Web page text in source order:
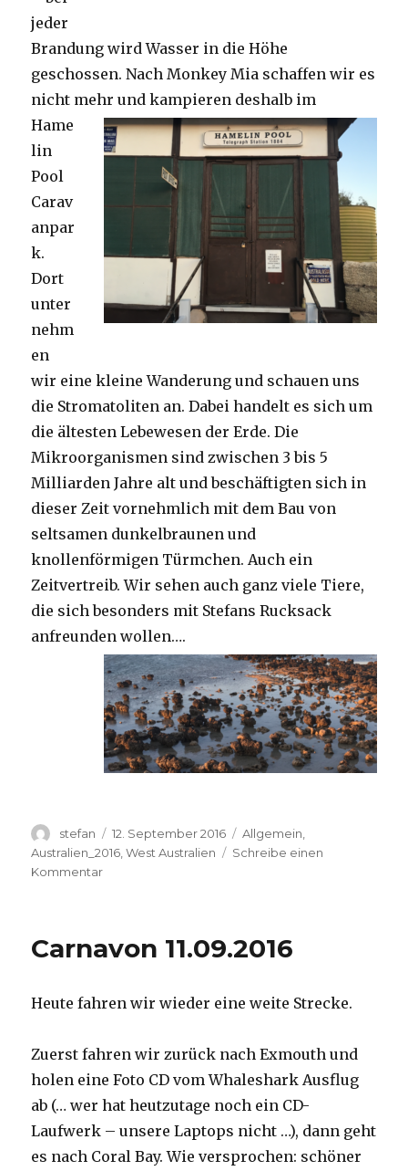
jeder
Brandung wird Wasser in die Höhe
geschossen. Nach Monkey Mia schaffen wir es
nicht mehr und kampieren deshalb im
Hame
lin
Pool
Carav
anpar
k.
Dort
unter
nehm
en
wir eine kleine Wanderung und schauen uns
die Stromatoliten an. Dabei handelt es sich um
die ältesten Lebewesen der Erde. Die
Mikroorganismen sind zwischen 3 bis 5
Milliarden Jahre alt und beschäftigten sich in
dieser Zeit vornehmlich mit dem Bau von
seltsamen dunkelbraunen und
knollenförmigen Türmchen. Auch ein
Zeitvertreib. Wir sehen auch ganz viele Tiere,
die sich besonders mit Stefans Rucksack
anfreunden wollen….
Autor
stefan
Veröffentlicht
am
12. September 2016 Kategorien
Allgemein
Australien_2016 ,West Australien
Schreibe einen
Kommentarzu
Carnavon 11.09.2016
Heute fahren wir wieder eine weite Strecke.
Zuerst fahren wir zurück nach Exmouth und
holen eine Foto CD vom Whaleshark Ausflug
ab (… wer hat heutzutage noch ein CD-
Laufwerk – unsere Laptops nicht …), dann geht
es nach Coral Bay. Wie versprochen: schöner